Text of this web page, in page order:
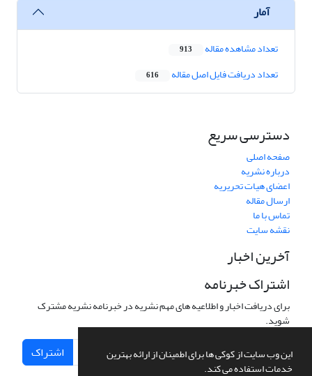
این وب سایت از کوکی ها برای اطمینان از ارائه بهترین
خدمات استفاده می کند.
آمار
تعداد مشاهده مقاله 913
تعداد دریافت فایل اصل مقاله 616
دسترسی سریع
صفحه اصلی
درباره نشریه
اعضای هیات تحریریه
ارسال مقاله
تماس با ما
نقشه سایت
آخرین اخبار
اشتراک خبرنامه
برای دریافت اخبار و اطلاعیه های مهم نشریه در خبرنامه نشریه مشترک
شوید.
اشتراک